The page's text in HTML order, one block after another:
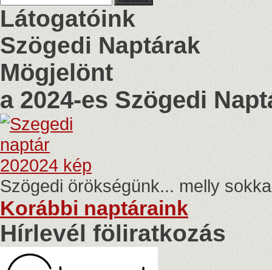
Látogatóink
Szögedi Naptárak
Mögjelönt
a 2024-es Szögedi
Szögedi örökségünk... melly
Korábbi naptáraink
Hírlevél föliratkozás